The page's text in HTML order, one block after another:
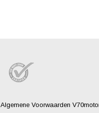
Algemene Voorwaarden